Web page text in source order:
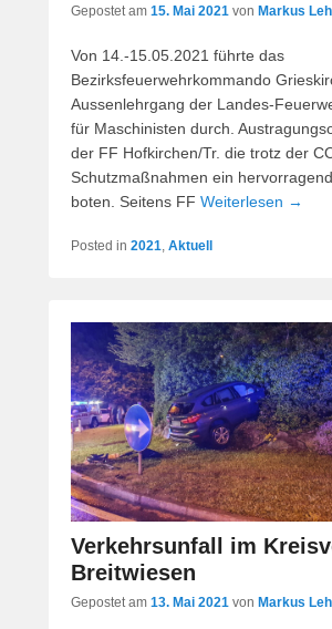
Gepostet am 15. Mai 2021 von Markus
Von 14.-15.05.2021 führte das
Bezirksfeuerwehrkommando
Aussenlehrgang der Landes-
für Maschinisten durch.
der FF Hofkirchen/Tr. die trotz der
Schutzmaßnahmen ein
boten. Seitens FF Weiterlesen →
Posted in 2021, Aktuell
Verkehrsunfall im
Breitwiesen
Gepostet am 13. Mai 2021 von Markus